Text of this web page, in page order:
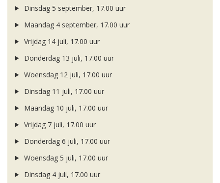
Dinsdag 5 september, 17.00 uur
Maandag 4 september, 17.00 uur
Vrijdag 14 juli, 17.00 uur
Donderdag 13 juli, 17.00 uur
Woensdag 12 juli, 17.00 uur
Dinsdag 11 juli, 17.00 uur
Maandag 10 juli, 17.00 uur
Vrijdag 7 juli, 17.00 uur
Donderdag 6 juli, 17.00 uur
Woensdag 5 juli, 17.00 uur
Dinsdag 4 juli, 17.00 uur